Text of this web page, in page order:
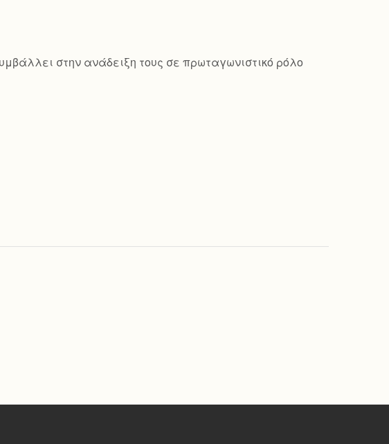
στην ανάδειξη τους σε πρωταγωνιστικό ρόλο